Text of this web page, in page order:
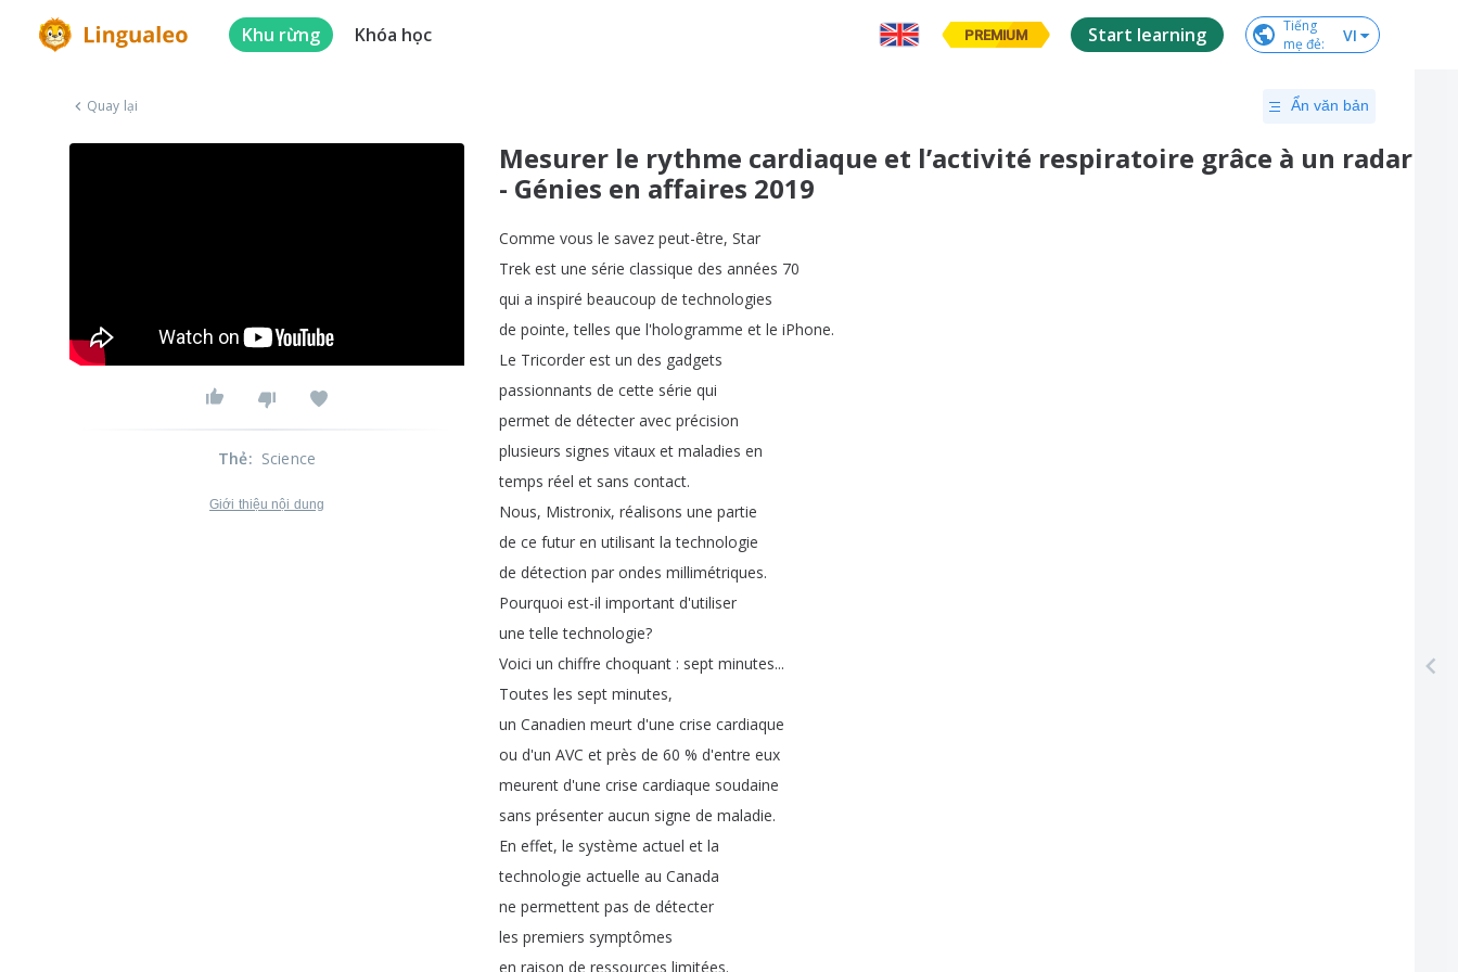
Khu rừng Khóa học PREMIUM Start learning
Tiếng
mẹ đẻ: VI
Quay lại Ẩn văn bản
Mesurer le rythme cardiaque et l’activité respiratoire grâce à un radar
- Génies en affaires 2019
Comme vous le savez peut-être, Star
Trek est une série classique des années 70
qui a inspiré beaucoup de technologies
de pointe,telles que l'hologramme et le iPhone.
Le Tricorder est un des gadgets
passionnants de cette série qui
permet de détecter avec précision
plusieurs signes vitaux et maladies en
temps réel et sans contact.
Nous, Mistronix, réalisons une partie
de ce futur en utilisant la technologie
de détection par ondes millimétriques.
Pourquoi est-il important d'utiliser
une telle technologie?
Voici un chiffre choquant : sept minutes...
Toutes les sept minutes,
un Canadien meurt d'une crise cardiaque
ou d'un AVC et près de 60 % d'entre eux
meurent d'une crise cardiaque soudaine
sans présenter aucun signe de maladie.
En effet, le système actuel et la
technologie actuelle au Canada
ne permettent pas de détecter
les premiers symptômes
en raison de ressources limitées.
Thẻ: Science
Giới thiệu nội dung